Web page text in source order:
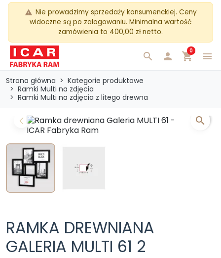
warning Nie prowadzimy sprzedaży konsumenckiej. Ceny
widoczne są po zalogowaniu. Minimalna wartość
zamówienia to 400,00 zł netto.
menu
search  shopping_cart
0
Strona główna
Kategorie produktowe
Ramki Multi na zdjęcia
Ramki Multi na zdjęcia z litego drewna
Previous Next
search
RAMKA DREWNIANA
GALERIA MULTI 61 2